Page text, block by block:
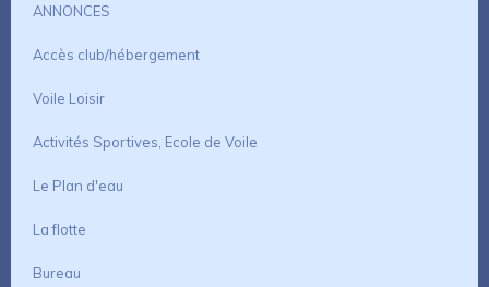
ANNONCES
Accès club/hébergement
Voile Loisir
Activités Sportives, Ecole de Voile
Le Plan d'eau
La flotte
Bureau